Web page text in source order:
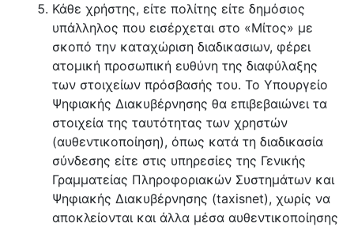
Κάθε χρήστης, είτε πολίτης είτε δημόσιος
υπάλληλος που εισέρχεται στο «Μίτος» με
σκοπό την καταχώριση διαδικασιων, φέρει
ατομική προσωπική ευθύνη της διαφύλαξης
των στοιχείων πρόσβασής του. Το Υπουργείο
Ψηφιακής Διακυβέρνησης θα επιβεβαιώνει τα
στοιχεία της ταυτότητας των χρηστών
(αυθεντικοποίηση), όπως κατά τη διαδικασία
σύνδεσης είτε στις υπηρεσίες της Γενικής
Γραμματείας Πληροφοριακών Συστημάτων και
Ψηφιακής Διακυβέρνησης (taxisnet), χωρίς να
αποκλείονται και άλλα μέσα αυθεντικοποίησης